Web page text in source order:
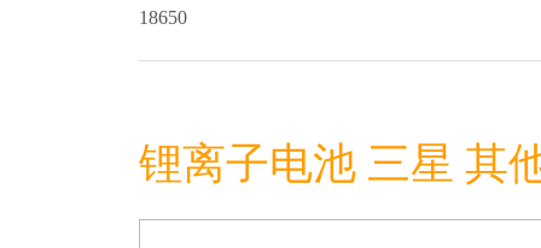
18650
锂离子电池 三星 其